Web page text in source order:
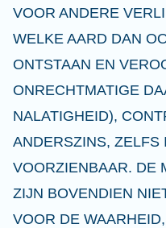
VOOR ANDERE
WELKE AARD DAN
ONTSTAAN EN
ONRECHTMATIGE
NALATIGHEID),
ANDERSZINS, ZELFS
VOORZIENBAAR. DE
ZIJN BOVENDIEN
VOOR DE